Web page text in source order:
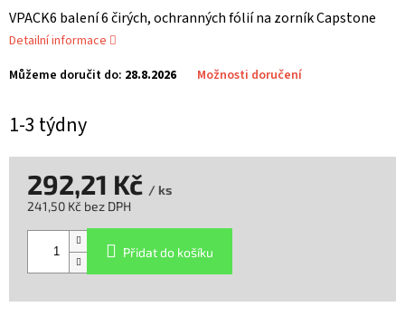
1-3 týdny
Můžeme doručit do: 28.8.2026 Možnosti doručení
VPACK6 balení 6 čirých, ochranných fólií na zorník Capstone
Detailní informace
292,21 Kč / ks
241,50 Kč bez DPH
Přidat do košíku